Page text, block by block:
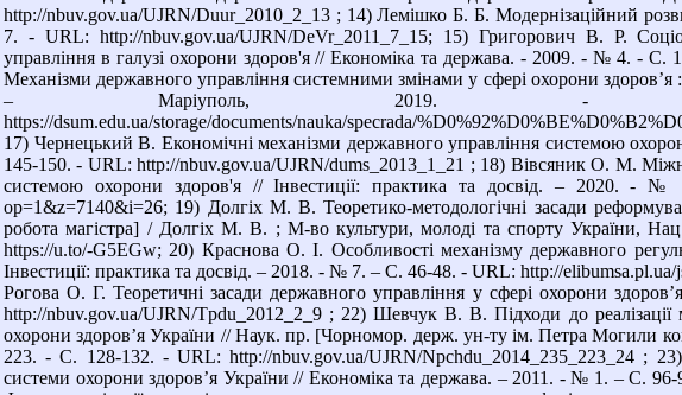
http://nbuv.gov.ua/UJRN/Duur_2010_2_13 ; 14) Лемішко Б. Б. Модернізаційний
7. - URL: http://nbuv.gov.ua/UJRN/DeVr_2011_7_15; 15) Григорович В. Р.
управління в галузі охорони здоров'я // Економіка та держава. - 2009. - № 4. -
Механізми державного управління системними змінами у сфері охорони
– Маріуполь,
https://dsum.edu.ua/storage/documents/nauka/specrada/
17) Чернецький В. Економічні механізми державного управління системою
145-150. - URL: http://nbuv.gov.ua/UJRN/dums_2013_1_21 ; 18) Вівсяник О. М.
системою охорони здоров'я // Інвестиції: практика та досвід. – 2020. -
op=1&z=7140&i=26; 19) Долгіх М. В. Теоретико-методологічні засади
робота магістра] / Долгіх М. В. ; М-во культури, молоді та спорту України,
https://u.to/-G5EGw; 20) Краснова О. І. Особливості механізму державного
Інвестиції: практика та досвід. – 2018. - № 7. – С. 46-48. - URL: http://
Рогова О. Г. Теоретичні засади державного управління у сфері охорони
http://nbuv.gov.ua/UJRN/Tpdu_2012_2_9 ; 22) Шевчук В. В. Підходи до реалізації
охорони здоров’я України // Наук. пр. [Чорномор. держ. ун-ту ім. Петра Могили
223. - С. 128-132. - URL: http://nbuv.gov.ua/UJRN/Npchdu_2014_235_223_24 ;
системи охорони здоров’я України // Економіка та держава. – 2011. - № 1. – С.